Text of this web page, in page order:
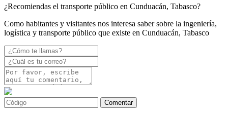
¿Recomiendas el transporte público en Cunduacán, Tabasco?
Como habitantes y visitantes nos interesa saber sobre la ingeniería,
logística y transporte público que existe en Cunduacán, Tabasco